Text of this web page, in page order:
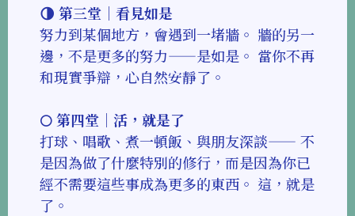
🌗 第三堂｜看見如是
努力到某個地方，會遇到一堵牆。 牆的另一
邊，不是更多的努力——是如是。 當你不再
和現實爭辯，心自然安靜了。
🌕 第四堂｜活，就是了
打球、唱歌、煮一頓飯、與朋友深談—— 不
是因為做了什麼特別的修行，而是因為你已
經不需要這些事成為更多的東西。 這，就是
了。